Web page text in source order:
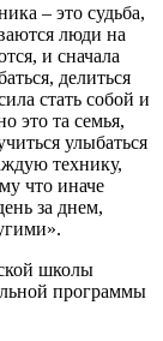
– это судьба,
люди на
и сначала
делиться
стать собой и
это та семья,
улыбаться
технику,
что иначе
за днем,
школы
программы